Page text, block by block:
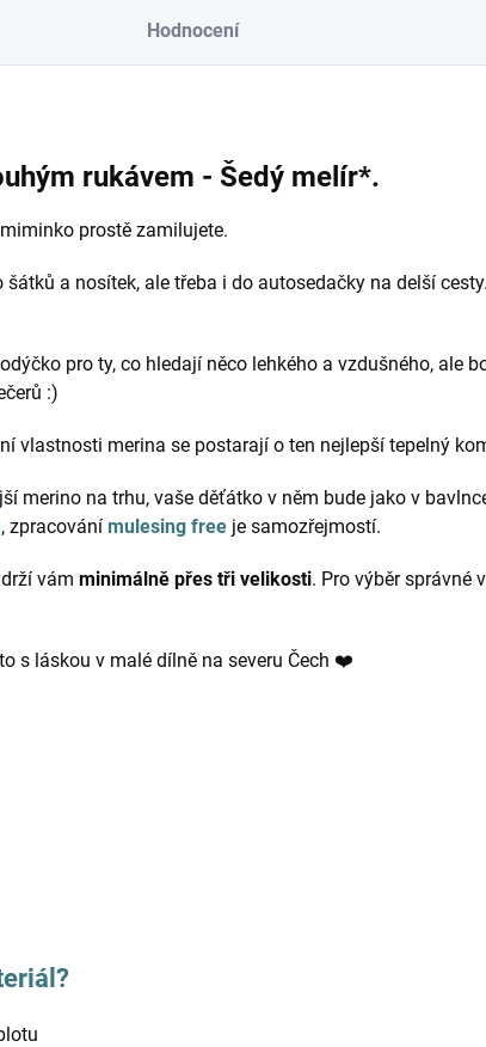
Hodnocení
rukávem - Šedý melír*.
prostě zamilujete.
a nosítek, ale třeba i do autosedačky na delší
pro ty, co hledají něco lehkého a vzdušného, ale
:)
vlastnosti merina se postarají o ten nejlepší tepelný
merino na trhu, vaše děťátko v něm bude jako v
, zpracování mulesing free je samozřejmostí.
vám minimálně přes tři velikosti. Pro výběr správné
s láskou v malé dílně na severu Čech ❤️